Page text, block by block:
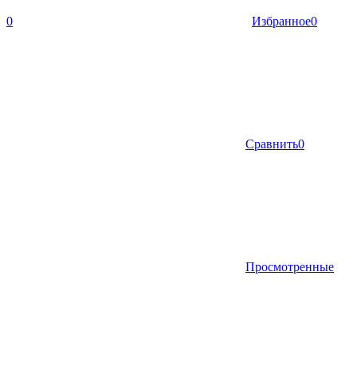
0 Избранное0
Сравнить0
Просмотренные